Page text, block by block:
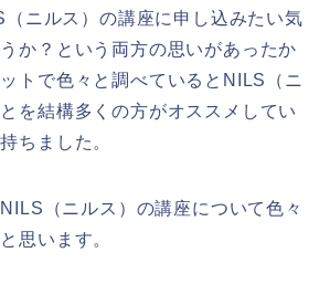
ニルス）の講座に申し込みたい気
か？という両方の思いがあったか
トで色々と調べているとNILS（ニ
を結構多くの方がオススメしてい
ちました。
（ニルス）の講座について色々
思います。